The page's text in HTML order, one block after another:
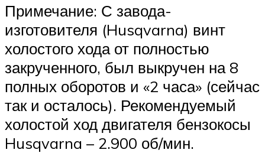
Примечание: С завода-
изготовителя (Husqvarna) винт
холостого хода от полностью
закрученного, был выкручен на 8
полных оборотов и «2 часа» (сейчас
так и осталось). Рекомендуемый
холостой ход двигателя бензокосы
Husqvarna – 2.900 об/мин.